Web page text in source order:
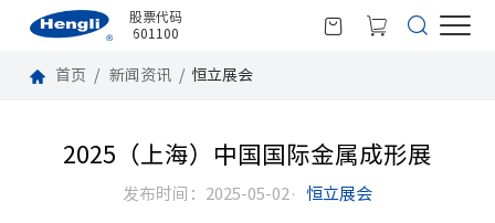
股票代码
601100
首页 新闻资讯 恒立展会
2025（上海）中国国际金属成形展
发布时间：2025-05-02· 恒立展会